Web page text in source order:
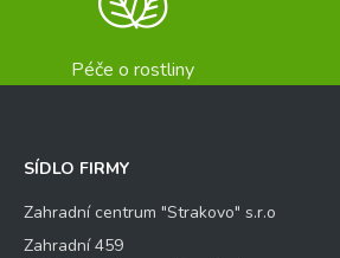
Péče o rostliny
SÍDLO FIRMY
Zahradní centrum "Strakovo" s.r.o
Zahradní 459